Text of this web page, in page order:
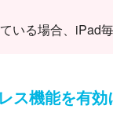
いる場合、iPad
ス機能を有効